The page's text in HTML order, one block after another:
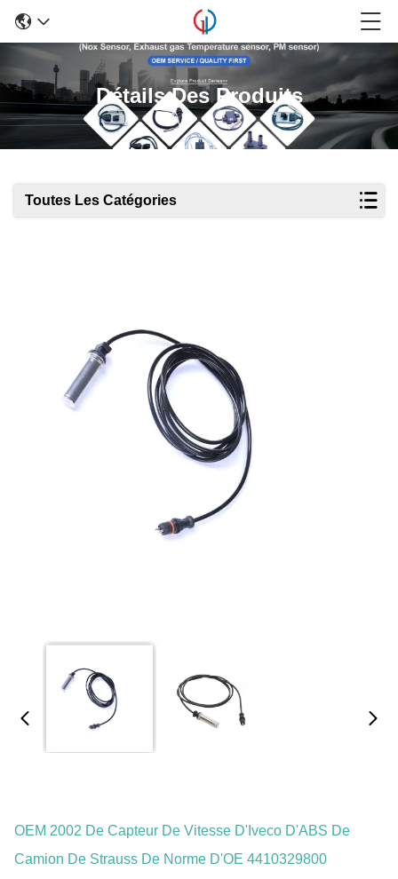
Détails Des Produits
Toutes Les Catégories
OEM 2002 De Capteur De Vitesse D'Iveco D'ABS De
Camion De Strauss De Norme D'OE 4410329800